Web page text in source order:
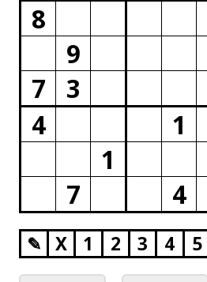
8
9
7
3
4
1
1
7
4
✎ X 1 2 3 4 5